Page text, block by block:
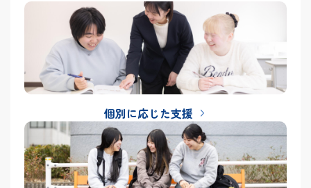
個別に応じた支援